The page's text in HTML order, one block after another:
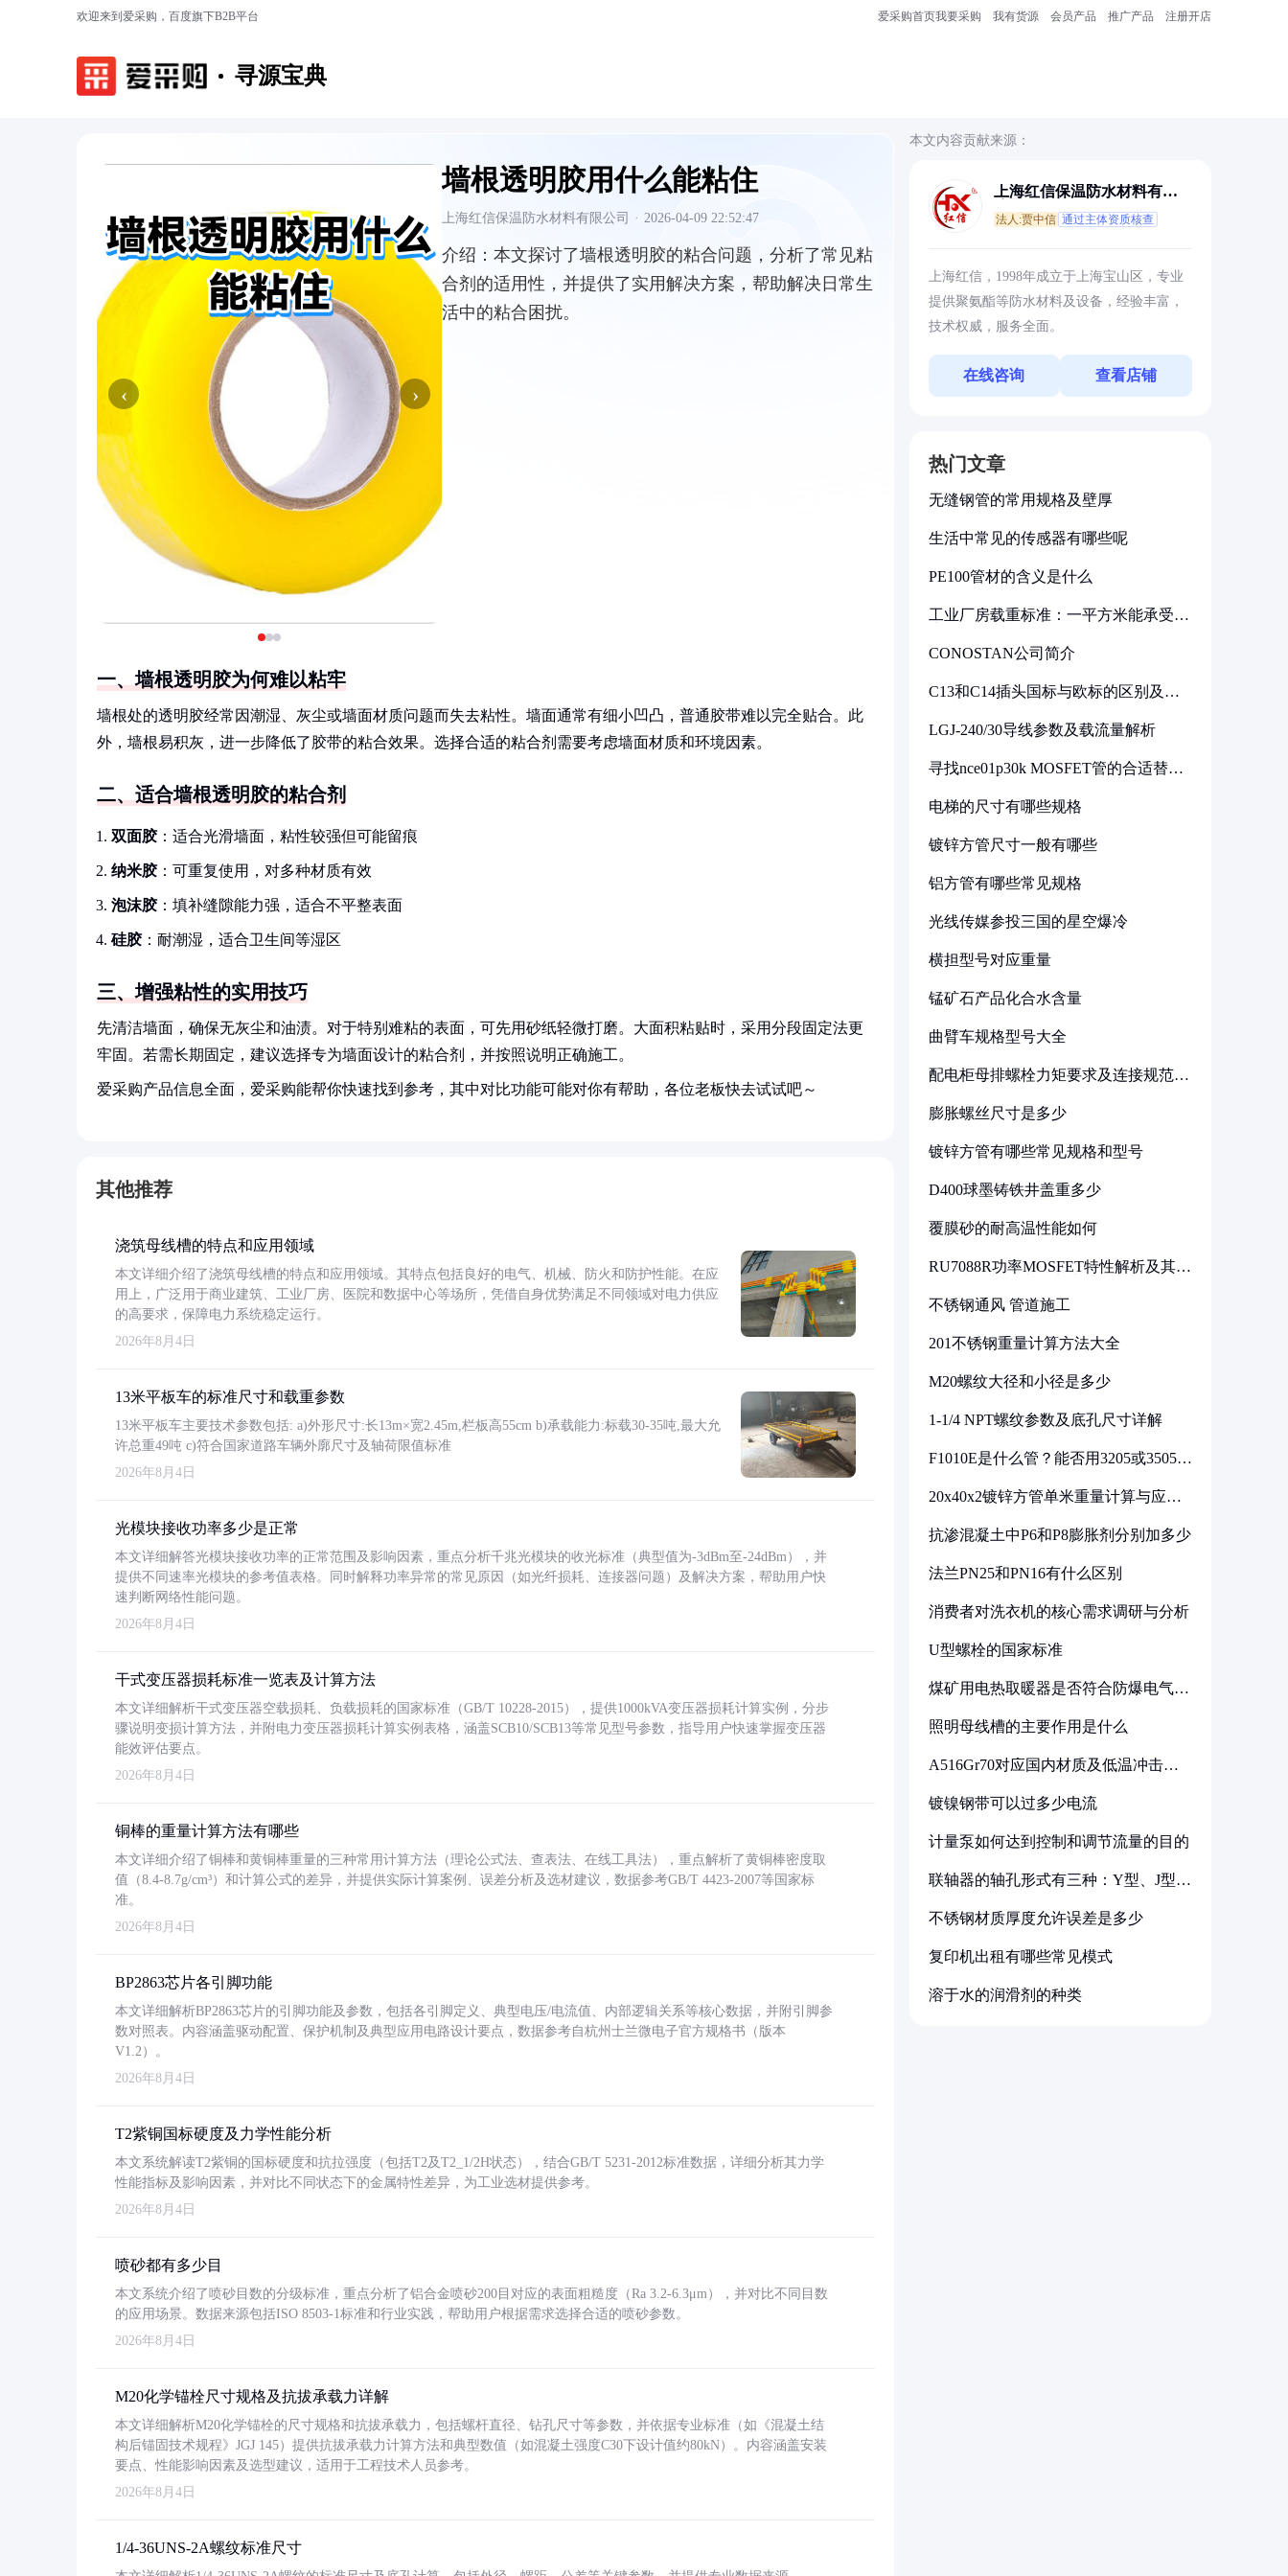
欢迎来到爱采购，百度旗下B2B平台 爱采购首页我要采购 我有货源 会员产品 推广产品 注册开店
寻源宝典
‹ ›
墙根透明胶用什么能粘住
上海红信保温防水材料有限公司 · 2026-04-09 22:52:47
介绍： 本文探讨了墙根透明胶的粘合问题，分析了常见粘
合剂的适用性，并提供了实用解决方案，帮助解决日常生
活中的粘合困扰。
一、墙根透明胶为何难以粘牢
墙根处的透明胶经常因潮湿、灰尘或墙面材质问题而失去粘性。墙面通常有细小凹凸，普通胶带难以完全贴合。此
外，墙根易积灰，进一步降低了胶带的粘合效果。选择合适的粘合剂需要考虑墙面材质和环境因素。
二、适合墙根透明胶的粘合剂
双面胶：适合光滑墙面，粘性较强但可能留痕
纳米胶：可重复使用，对多种材质有效
泡沫胶：填补缝隙能力强，适合不平整表面
硅胶：耐潮湿，适合卫生间等湿区
三、增强粘性的实用技巧
先清洁墙面，确保无灰尘和油渍。对于特别难粘的表面，可先用砂纸轻微打磨。大面积粘贴时，采用分段固定法更
牢固。若需长期固定，建议选择专为墙面设计的粘合剂，并按照说明正确施工。
爱采购产品信息全面，爱采购能帮你快速找到参考，其中对比功能可能对你有帮助，各位老板快去试试吧～
其他推荐
浇筑母线槽的特点和应用领域
本文详细介绍了浇筑母线槽的特点和应用领域。其特点包括良好的电气、机械、防火和防护性能。在应
用上，广泛用于商业建筑、工业厂房、医院和数据中心等场所，凭借自身优势满足不同领域对电力供应
的高要求，保障电力系统稳定运行。
2026年8月4日
13米平板车的标准尺寸和载重参数
13米平板车主要技术参数包括: a)外形尺寸:长13m×宽2.45m,栏板高55cm b)承载能力:标载30-35吨,最大允
许总重49吨 c)符合国家道路车辆外廓尺寸及轴荷限值标准
2026年8月4日
光模块接收功率多少是正常
本文详细解答光模块接收功率的正常范围及影响因素，重点分析千兆光模块的收光标准（典型值为-3dBm至-24dBm），并
提供不同速率光模块的参考值表格。同时解释功率异常的常见原因（如光纤损耗、连接器问题）及解决方案，帮助用户快
速判断网络性能问题。
2026年8月4日
干式变压器损耗标准一览表及计算方法
本文详细解析干式变压器空载损耗、负载损耗的国家标准（GB/T 10228-2015），提供1000kVA变压器损耗计算实例，分步
骤说明变损计算方法，并附电力变压器损耗计算实例表格，涵盖SCB10/SCB13等常见型号参数，指导用户快速掌握变压器
能效评估要点。
2026年8月4日
铜棒的重量计算方法有哪些
本文详细介绍了铜棒和黄铜棒重量的三种常用计算方法（理论公式法、查表法、在线工具法），重点解析了黄铜棒密度取
值（8.4-8.7g/cm³）和计算公式的差异，并提供实际计算案例、误差分析及选材建议，数据参考GB/T 4423-2007等国家标
准。
2026年8月4日
BP2863芯片各引脚功能
本文详细解析BP2863芯片的引脚功能及参数，包括各引脚定义、典型电压/电流值、内部逻辑关系等核心数据，并附引脚参
数对照表。内容涵盖驱动配置、保护机制及典型应用电路设计要点，数据参考自杭州士兰微电子官方规格书（版本
V1.2）。
2026年8月4日
T2紫铜国标硬度及力学性能分析
本文系统解读T2紫铜的国标硬度和抗拉强度（包括T2及T2_1/2H状态），结合GB/T 5231-2012标准数据，详细分析其力学
性能指标及影响因素，并对比不同状态下的金属特性差异，为工业选材提供参考。
2026年8月4日
喷砂都有多少目
本文系统介绍了喷砂目数的分级标准，重点分析了铝合金喷砂200目对应的表面粗糙度（Ra 3.2-6.3μm），并对比不同目数
的应用场景。数据来源包括ISO 8503-1标准和行业实践，帮助用户根据需求选择合适的喷砂参数。
2026年8月4日
M20化学锚栓尺寸规格及抗拔承载力详解
本文详细解析M20化学锚栓的尺寸规格和抗拔承载力，包括螺杆直径、钻孔尺寸等参数，并依据专业标准（如《混凝土结
构后锚固技术规程》JGJ 145）提供抗拔承载力计算方法和典型数值（如混凝土强度C30下设计值约80kN）。内容涵盖安装
要点、性能影响因素及选型建议，适用于工程技术人员参考。
2026年8月4日
1/4-36UNS-2A螺纹标准尺寸
本文内容贡献来源：
上海红信保温防水材料有限
法人:贾中信 通过主体资质核查
上海红信，1998年成立于上海宝山区，专业
提供聚氨酯等防水材料及设备，经验丰富，
技术权威，服务全面。
在线咨询 查看店铺
热门文章
无缝钢管的常用规格及壁厚
生活中常见的传感器有哪些呢
PE100管材的含义是什么
工业厂房载重标准：一平方米能承受多
CONOSTAN公司简介
C13和C14插头国标与欧标的区别及其
LGJ-240/30导线参数及载流量解析
寻找nce01p30k MOSFET管的合适替代
电梯的尺寸有哪些规格
镀锌方管尺寸一般有哪些
铝方管有哪些常见规格
光线传媒参投三国的星空爆冷
横担型号对应重量
锰矿石产品化合水含量
曲臂车规格型号大全
配电柜母排螺栓力矩要求及连接规范详
膨胀螺丝尺寸是多少
镀锌方管有哪些常见规格和型号
D400球墨铸铁井盖重多少
覆膜砂的耐高温性能如何
RU7088R功率MOSFET特性解析及其在
不锈钢通风 管道施工
201不锈钢重量计算方法大全
M20螺纹大径和小径是多少
1-1/4 NPT螺纹参数及底孔尺寸详解
F1010E是什么管？能否用3205或3505代
20x40x2镀锌方管单米重量计算与应用
抗渗混凝土中P6和P8膨胀剂分别加多少
法兰PN25和PN16有什么区别
消费者对洗衣机的核心需求调研与分析
U型螺栓的国家标准
煤矿用电热取暖器是否符合防爆电气设
照明母线槽的主要作用是什么
A516Gr70对应国内材质及低温冲击要
镀镍钢带可以过多少电流
计量泵如何达到控制和调节流量的目的
联轴器的轴孔形式有三种：Y型、J型、
不锈钢材质厚度允许误差是多少
复印机出租有哪些常见模式
溶于水的润滑剂的种类